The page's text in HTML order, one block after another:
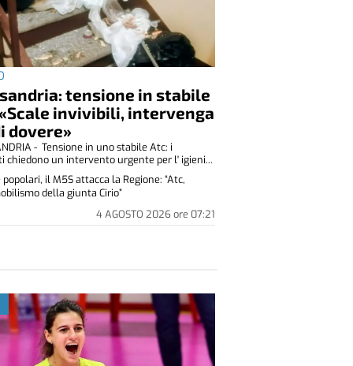
tensione in stabile
invivibili, intervenga
dovere»
4 AGOSTO 2026ore 07:21
- Tensione in uno stabile Atc: i
chiedono un intervento urgente per l' igieni...
popolari, il M5S attacca la Regione: “Atc,
della giunta Cirio”